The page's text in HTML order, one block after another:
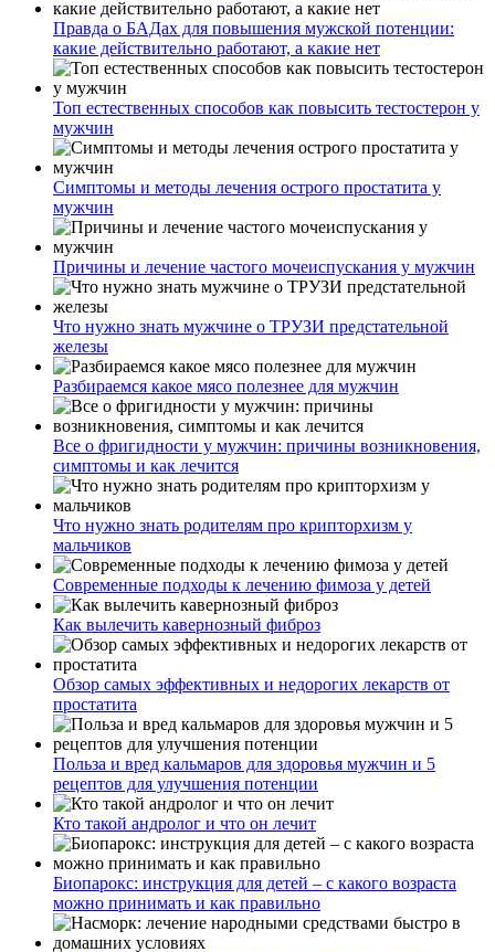
Правда о БАДах для повышения мужской потенции:
какие действительно работают, а какие нет
Топ естественных способов как повысить тестостерон у
мужчин
Симптомы и методы лечения острого простатита у
мужчин
Причины и лечение частого мочеиспускания у мужчин
Что нужно знать мужчине о ТРУЗИ предстательной
железы
Разбираемся какое мясо полезнее для мужчин
Все о фригидности у мужчин: причины возникновения,
симптомы и как лечится
Что нужно знать родителям про крипторхизм у
мальчиков
Современные подходы к лечению фимоза у детей
Как вылечить кавернозный фиброз
Обзор самых эффективных и недорогих лекарств от
простатита
Польза и вред кальмаров для здоровья мужчин и 5
рецептов для улучшения потенции
Кто такой андролог и что он лечит
Биопарокс: инструкция для детей – с какого возраста
можно принимать и как правильно